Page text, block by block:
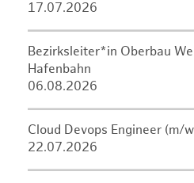
17.07.2026
Bezirksleiter*in Oberbau
Hafenbahn
06.08.2026
Cloud Devops Engineer (m/
22.07.2026